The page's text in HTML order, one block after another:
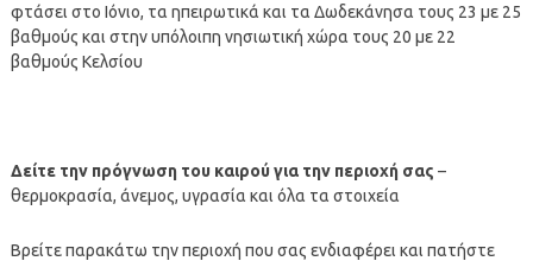
φτάσει στο Ιόνιο, τα ηπειρωτικά και τα Δωδεκάνησα τους 23 με 25
βαθμούς και στην υπόλοιπη νησιωτική χώρα τους 20 με 22
βαθμούς Κελσίου
Δείτε την πρόγνωση του καιρού για την περιοχή σας –
θερμοκρασία, άνεμος, υγρασία και όλα τα στοιχεία
Βρείτε παρακάτω την περιοχή που σας ενδιαφέρει και πατήστε